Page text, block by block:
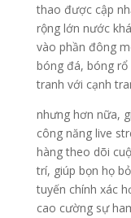
thao được cập
rộng lớn nước
vào phần đông
bóng đá, bóng
tranh với cạnh
nhưng hơn nữa,
công năng live
hàng theo dõi
trí, giúp bọn họ
tuyến chính xác
cao cường sự